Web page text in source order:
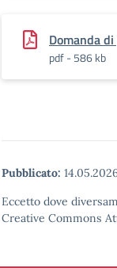
Domanda
pdf - 586 kb
Pubblicato:
Eccetto dove
Creative Commons